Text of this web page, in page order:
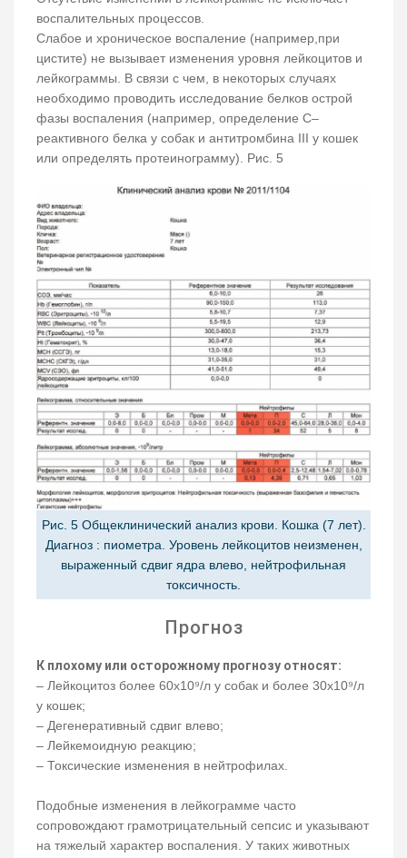
воспалительных процессов.
Слабое и хроническое воспаление (например,при
цистите) не вызывает изменения уровня лейкоцитов и
лейкограммы. В связи с чем, в некоторых случаях
необходимо проводить исследование белков острой
фазы воспаления (например, определение С–
реактивного белка у собак и антитромбина III у кошек
или определять протеинограмму). Рис. 5
Рис. 5 Общеклинический анализ крови. Кошка (7 лет).
Диагноз : пиометра. Уровень лейкоцитов неизменен,
выраженный сдвиг ядра влево, нейтрофильная
токсичность.
Прогноз
К плохому или осторожному прогнозу относят:
– Лейкоцитоз более 60х10⁹/л у собак и более 30х10⁹/л
у кошек;
– Дегенеративный сдвиг влево;
– Лейкемоидную реакцию;
– Токсические изменения в нейтрофилах.
Подобные изменения в лейкограмме часто
сопровождают грамотрицательный сепсис и указывают
на тяжелый характер воспаления. У таких животных